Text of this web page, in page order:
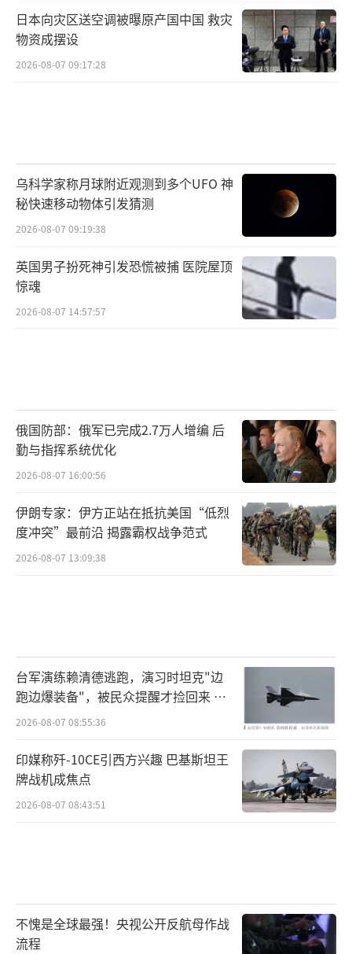
日本向灾区送空调被曝原产国中国 救灾
物资成摆设
2026-08-07 09:17:28
乌科学家称月球附近观测到多个UFO 神
秘快速移动物体引发猜测
2026-08-07 09:19:38
英国男子扮死神引发恐慌被捕 医院屋顶
惊魂
2026-08-07 14:57:57
俄国防部：俄军已完成2.7万人增编 后
勤与指挥系统优化
2026-08-07 16:00:56
伊朗专家：伊方正站在抵抗美国“低烈
度冲突”最前沿 揭露霸权战争范式
2026-08-07 13:09:38
台军演练赖清德逃跑，演习时坦克"边
跑边爆装备"，被民众提醒才捡回来 演
习状况频出引发关注
2026-08-07 08:55:36
印媒称歼-10CE引西方兴趣 巴基斯坦王
牌战机成焦点
2026-08-07 08:43:51
不愧是全球最强！央视公开反航母作战
流程